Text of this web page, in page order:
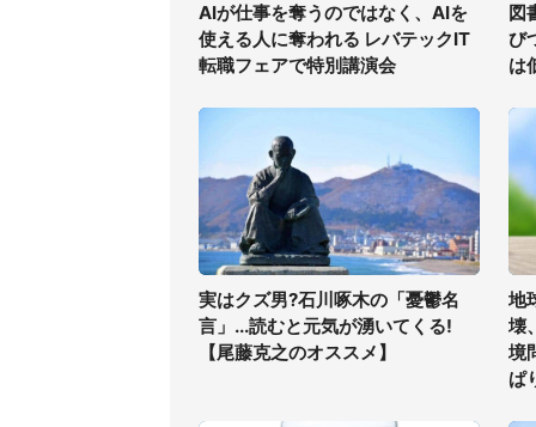
AIが仕事を奪うのではなく、AIを
使える人に奪われる レバテックIT
転職フェアで特別講演会
図
び
は
実はクズ男?石川啄木の「憂鬱名
言」...読むと元気が湧いてくる!
【尾藤克之のオススメ】
地
壊
境
ぱ